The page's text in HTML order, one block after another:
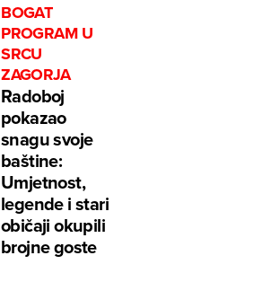
BOGAT
PROGRAM U
SRCU
ZAGORJA
Radoboj
pokazao
snagu svoje
baštine:
Umjetnost,
legende i stari
običaji okupili
brojne goste